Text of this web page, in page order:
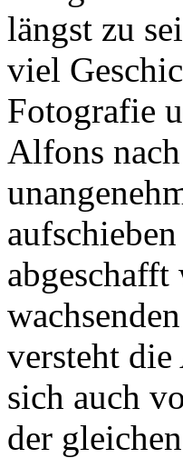
längst zu
viel
Fotografie
Alfons
versteht
sich auch
der